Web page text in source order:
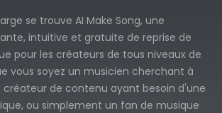
se trouve AI Make Song, une
intuitive et gratuite de reprise de
pour les créateurs de tous niveaux de
vous soyez un musicien cherchant à
créateur de contenu ayant besoin d'une
ou simplement un fan de musique